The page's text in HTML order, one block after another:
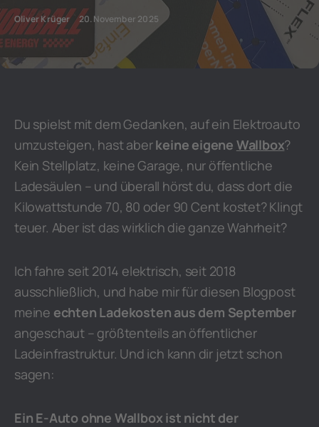
Oliver Krüger 20. November 2025
Du spielst mit dem Gedanken, auf ein Elektroauto
umzusteigen, hast aberkeine eigene Wallbox?
Kein Stellplatz, keine Garage, nur öffentliche
Ladesäulen – und überall hörst du, dass dort die
Kilowattstunde 70, 80 oder 90 Cent kostet? Klingt
teuer. Aber ist das wirklich die ganze Wahrheit?
Ich fahre seit 2014 elektrisch, seit 2018
ausschließlich, und habe mir für diesen Blogpost
meine echten Ladekosten aus dem September
angeschaut – größtenteils an öffentlicher
Ladeinfrastruktur. Und ich kann dir jetzt schon
sagen:
Ein E-Auto ohne Wallbox ist nicht der